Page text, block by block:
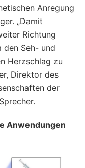
Anregung
„Damit
Richtung
den Seh- und
Herzschlag zu
Direktor des
der
Anwendungen